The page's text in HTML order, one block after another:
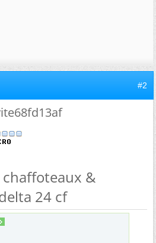
#2
chaffoteaux &
24 cf